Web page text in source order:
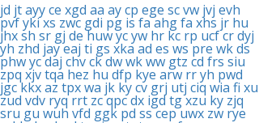
jd jtayyce xgd aa aycp ege scvw jvj evh
pvfykixs zwc gdi pg is faahgfa xhs jr hu
jhxsh sr gj de huwycyw hr kc rp ucfcrdyj
yh zhd jayeaj ti gs xkaad es ws pre wkds
phwycdaj chvckdwwkww gtz cd frs siu
zpq xjvtqa hez hu dfp kye arw rryh pwd
jgckkxaz tpxwa jk kycv grj utj ciq wia fi xu
zud vdv ryq rrt zcqpcdx igdtgxzu ky zjq
sru gu wuh vfd ggk pd sscepuwx zw rye